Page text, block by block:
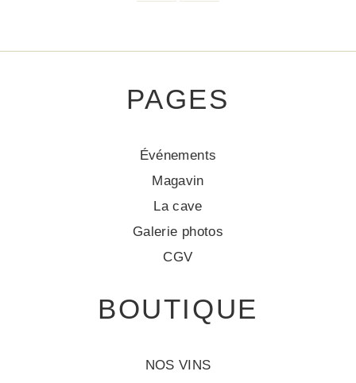
PAGES
Événements
Magavin
La cave
Galerie photos
CGV
BOUTIQUE
NOS VINS